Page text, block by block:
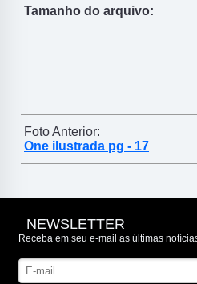
Tamanho do arquivo:
Foto Anterior:
One ilustrada pg - 17
NEWSLETTER
Receba em seu e-mail as últimas